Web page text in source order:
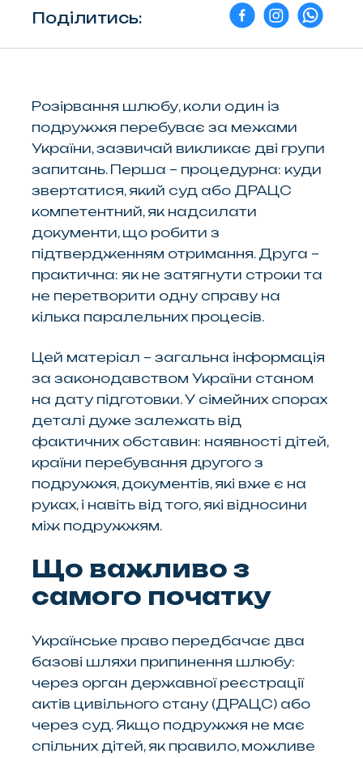
Поділитись:
Розірвання шлюбу, коли один із
подружжя перебуває за межами
України, зазвичай викликає дві групи
запитань. Перша – процедурна: куди
звертатися, який суд або ДРАЦС
компетентний, як надсилати
документи, що робити з
підтвердженням отримання. Друга –
практична: як не затягнути строки та
не перетворити одну справу на
кілька паралельних процесів.
Цей матеріал – загальна інформація
за законодавством України станом
на дату підготовки. У сімейних спорах
деталі дуже залежать від
фактичних обставин: наявності дітей,
країни перебування другого з
подружжя, документів, які вже є на
руках, і навіть від того, які відносини
між подружжям.
Що важливо з
самого початку
Українське право передбачає два
базові шляхи припинення шлюбу:
через орган державної реєстрації
актів цивільного стану (ДРАЦС) або
через суд. Якщо подружжя не має
спільних дітей, як правило, можливе